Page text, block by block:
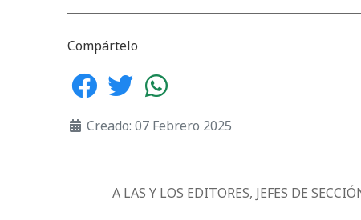
Compártelo
Creado: 07 Febrero 2025
A LAS Y LOS EDITORES, JEFES DE